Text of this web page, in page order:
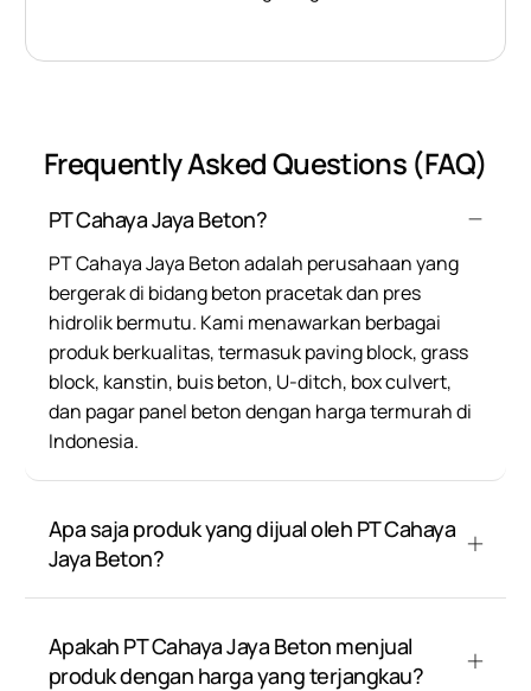
Frequently Asked Questions (FAQ)
PT Cahaya Jaya Beton?
PT Cahaya Jaya Beton adalah perusahaan yang
bergerak di bidang beton pracetak dan pres
hidrolik bermutu. Kami menawarkan berbagai
produk berkualitas, termasuk paving block, grass
block, kanstin, buis beton, U-ditch, box culvert,
dan pagar panel beton dengan harga termurah di
Indonesia.
Apa saja produk yang dijual oleh PT Cahaya
Jaya Beton?
Apakah PT Cahaya Jaya Beton menjual
produk dengan harga yang terjangkau?